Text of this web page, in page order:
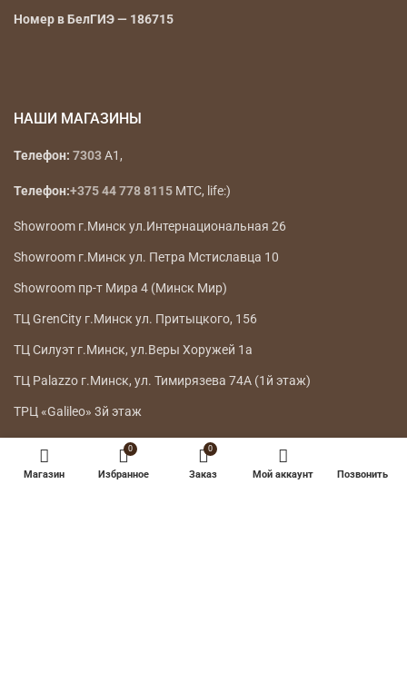
Номер в БелГИЭ — 186715
НАШИ МАГАЗИНЫ
Телефон: 7303A1,
Телефон:+375 44 778 8115 МТС, life:)
Showroom г.Минск ул.Интернациональная 26
Showroom г.Минск ул. Петра Мстиславца 10
Showroom пр-т Мира 4 (Минск Мир)
ТЦ GrenCity г.Минск ул. Притыцкого, 156
ТЦ Силуэт г.Минск, ул.Веры Хоружей 1а
ТЦ Palazzo г.Минск, ул. Тимирязева 74А (1й этаж)
ТРЦ «Galileo» 3й этаж
ГЛАВНОЕ МЕНЮ
Магазин
0
Избранное
0
Заказ Мой аккаунт Позвонить